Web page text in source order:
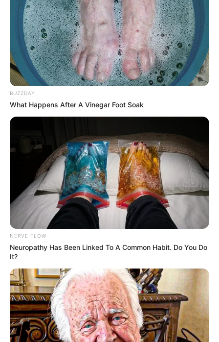
BUZZDAY
What Happens After A Vinegar Foot Soak
NERVE FLOW
Neuropathy Has Been Linked To A Common Habit. Do You Do
It?